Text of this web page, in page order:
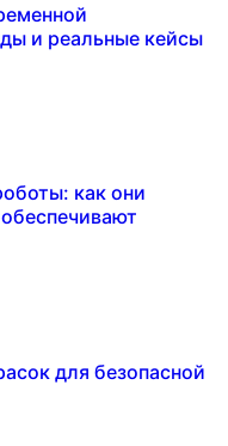
и реальные кейсы
как они
для безопасной